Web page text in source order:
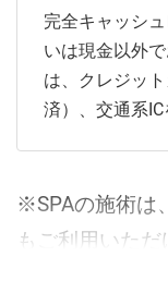
完全キャッシ
いは現金以外
は、クレジッ
済）、交通系IC
※SPAの施術は
もご利用いただ